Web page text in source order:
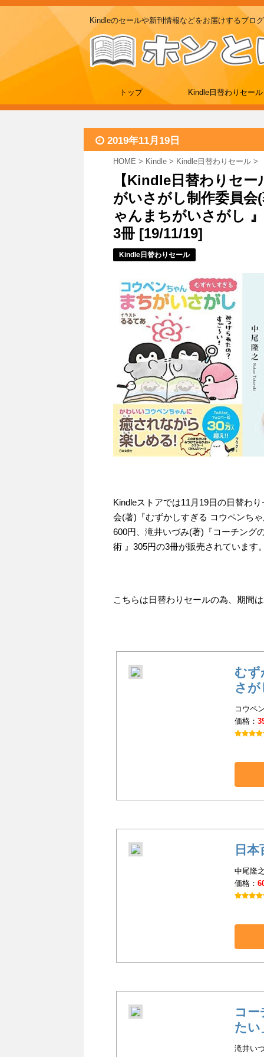
Kindleのセールや新刊情報などをお届けするブログ
トップ Kindle日替わりセール
2019年11月19日
HOME > Kindle > Kindle日替わりセール >
【Kindle日替わりセ
がいさがし制作委員
ゃんまちがいさがし
3冊 [19/11/19]
Kindle日替わりセール
Kindleストアでは11月19日の日替わ
会(著)『むずかしすぎる コウペンち
600円、滝井いづみ(著)『コーチン
術 』305円の3冊が販売されています。
こちらは日替わりセールの為、期間
むず
さが
コウペ
価格：
日本
中尾隆
価格：
コ
たい
滝井い